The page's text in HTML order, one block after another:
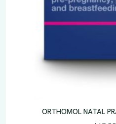
ORTHOMOL NATAL